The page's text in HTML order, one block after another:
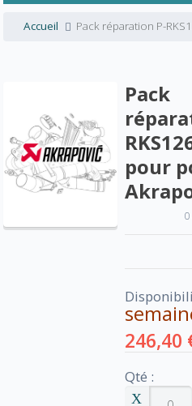
Accueil Pack réparation P-
Pack
pour
0
246,40
Qté :